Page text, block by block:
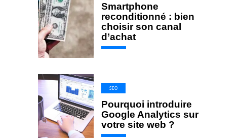
Smartphone
reconditionné : bien
choisir son canal
d’achat
SEO
Pourquoi introduire
Google Analytics sur
votre site web ?